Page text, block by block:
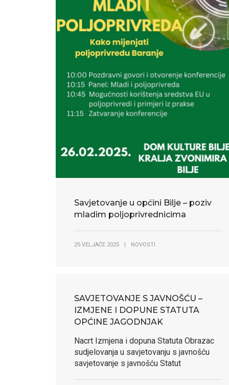
Savjetovanje u općini Bilje – poziv
mladim poljoprivrednicima
25 VELJAČE 2025 | NOVOSTI
SAVJETOVANJE S JAVNOŠĆU –
IZMJENE I DOPUNE STATUTA
OPĆINE JAGODNJAK
Nacrt Izmjena i dopuna Statuta Obrazac
sudjelovanja u savjetovanju s javnošću
savjetovanje s javnošću Statut